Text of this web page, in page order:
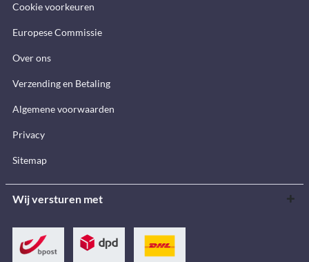
Cookie voorkeuren
Europese Commissie
Over ons
Verzending en Betaling
Algemene voorwaarden
Privacy
Sitemap
Wij versturen met